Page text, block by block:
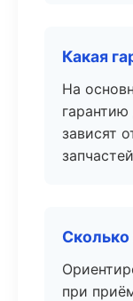
Какая
На
зависят
при